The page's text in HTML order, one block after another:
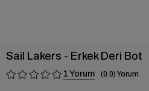
Sail Lakers - Erkek Deri Bot
1 0.0